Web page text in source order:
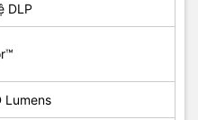
DLP
Lumens